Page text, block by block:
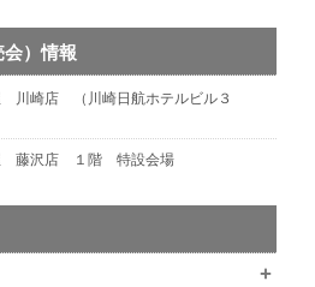
）情報
川崎店 （川崎日航ホテルビル３
藤沢店 １階 特設会場
+